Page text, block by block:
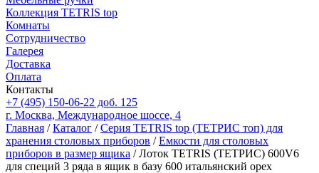
Коллекция TETRIS top
Комнаты
Сотрудничество
Галерея
Доставка
Оплата
Контакты
+7 (495) 150-06-22 доб. 125
г. Москва, Международное шоссе, 4
Главная /Каталог /Серия TETRIS top (ТЕТРИС топ) для
хранения столовых приборов /Емкости для столовых
приборов в размер ящика / Лоток TETRIS (ТЕТРИС) 600V6
для специй 3 ряда в ящик в базу 600 итальянский орех